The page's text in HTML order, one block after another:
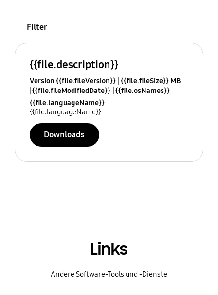
Filter
{{file.description}}
Version {{file.fileVersion}} {{file.fileSize}} MB
{{file.fileModifiedDate}} {{file.osNames}}
{{file.languageName}}
{{file.languageName}}
Downloads
Links
Andere Software-Tools und -Dienste